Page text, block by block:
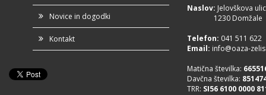
Novice in dogodki
Kontakt
Naslov: Jelovškova
1230 Domžale
Telefon: 041 511 622
Email: info@oaza-
Matična številka:
Davčna številka:
TRR: SI56 6100 0000